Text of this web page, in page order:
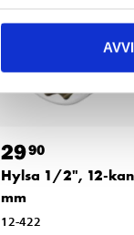
2990
Hylsa 1/2", 12-
mm
12-422